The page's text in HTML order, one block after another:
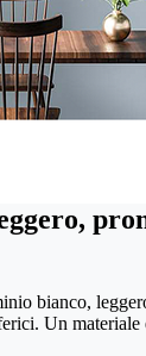
bianco,
Un materiale